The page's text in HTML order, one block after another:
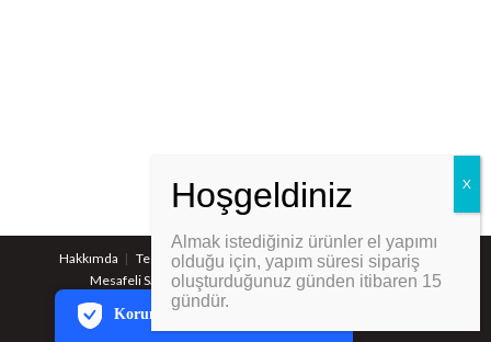
Korumalı Alışveriş
PCI-DSS Ödeme Güvenliği
7/24 Canlı Destek
Hakkımda Teslimat Bilgisi
Gizlilik Ve Güvenlik Politikaları
Mesafeli Satış Sözleşmesi
İptal Ve Değişim Koşulları
Almak istediğiniz ürünler el yapımı
olduğu için, yapım süresi sipariş
oluşturduğunuz günden itibaren 15
gündür.